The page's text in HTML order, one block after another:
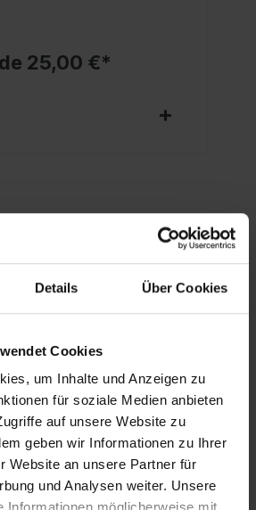
Details Über Cookies
Cookies
um Inhalte und Anzeigen zu
für soziale Medien anbieten
auf unsere Website zu
geben wir Informationen zu Ihrer
Website an unsere Partner für
und Analysen weiter. Unsere
25,00 €*
PSA Evolo PLUS, 2
des vêtements privés et pr…